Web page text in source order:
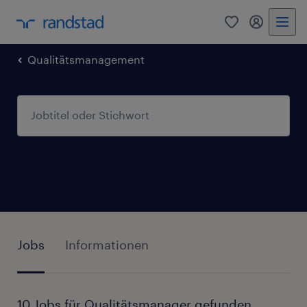
0 Mein
Qualitätsmanagement
Jobs Informationen